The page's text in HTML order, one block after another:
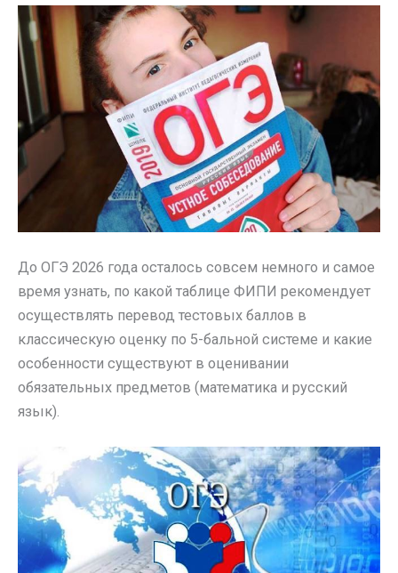
До ОГЭ 2026 года осталось совсем немного и самое
время узнать, по какой таблице ФИПИ рекомендует
осуществлять перевод тестовых баллов в
классическую оценку по 5-бальной системе и какие
особенности существуют в оценивании
обязательных предметов (математика и русский
язык).